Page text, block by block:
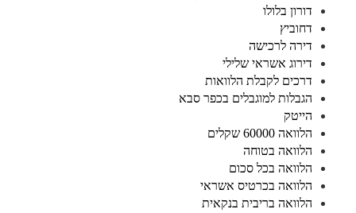
דורון בלולו
דחוביץ
דירה לרכישה
דירוג אשראי שלילי
דרכים לקבלת הלוואות
הגבלות למוגבלים בכפר סבא
הייטק
הלוואה 60000 שקלים
הלוואה בטוחה
הלוואה בכל סכום
הלוואה בכרטיס אשראי
הלוואה בריבית בנקאית